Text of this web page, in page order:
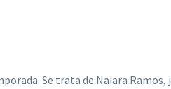
Se trata de Naiara